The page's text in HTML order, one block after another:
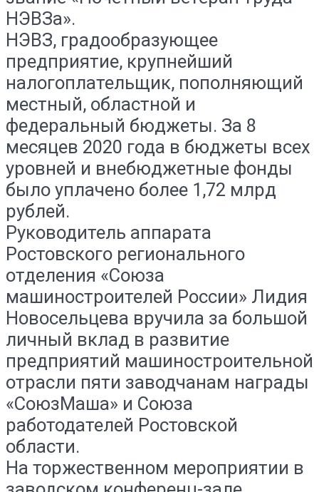
НЭВЗа».
НЭВЗ, градообразующее
предприятие, крупнейший
налогоплательщик, пополняющий
местный, областной и
федеральный бюджеты. За 8
месяцев 2020 года в бюджеты всех
уровней и внебюджетные фонды
было уплачено более 1,72 млрд
рублей.
Руководитель аппарата
Ростовского регионального
отделения «Союза
машиностроителей России» Лидия
Новосельцева вручила за большой
личный вклад в развитие
предприятий машиностроительной
отрасли пяти заводчанам награды
«СоюзМаша» и Союза
работодателей Ростовской
области.
На торжественном мероприятии в